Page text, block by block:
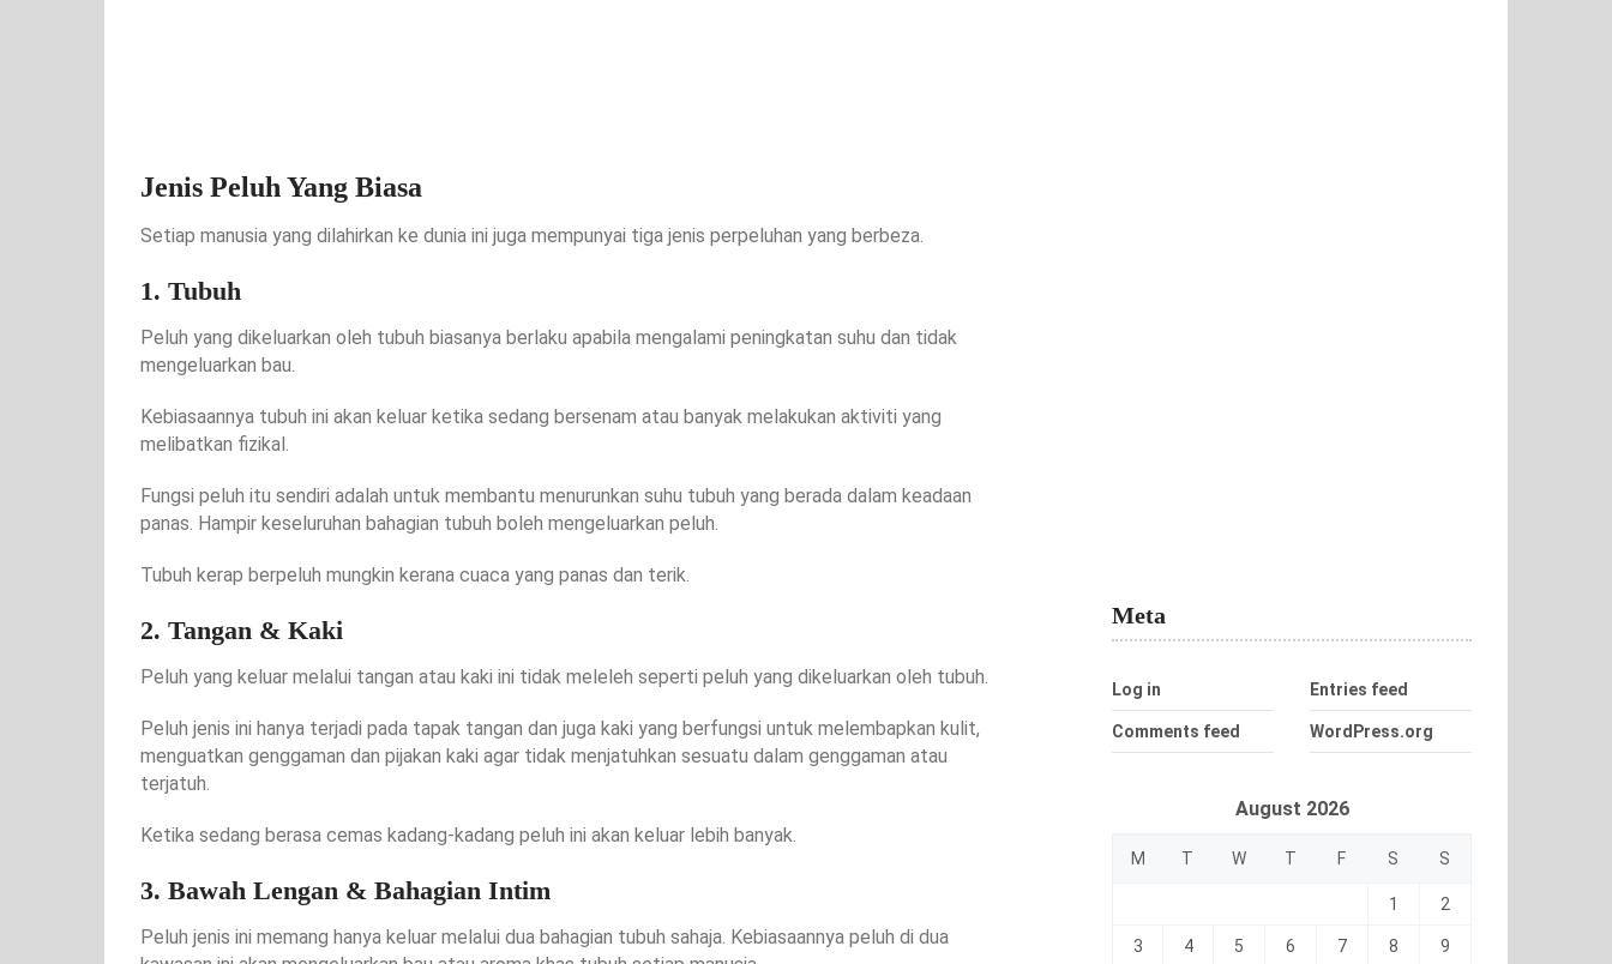
Jenis Peluh Yang Biasa
Setiap manusia yang dilahirkan ke dunia ini juga mempunyai tiga jenis perpeluhan yang berbeza.
1. Tubuh
Peluh yang dikeluarkan oleh tubuh biasanya berlaku apabila mengalami peningkatan suhu dan tidak
mengeluarkan bau.
Kebiasaannya tubuh ini akan keluar ketika sedang bersenam atau banyak melakukan aktiviti yang
melibatkan fizikal.
Fungsi peluh itu sendiri adalah untuk membantu menurunkan suhu tubuh yang berada dalam keadaan
panas. Hampir keseluruhan bahagian tubuh boleh mengeluarkan peluh.
Tubuh kerap berpeluh mungkin kerana cuaca yang panas dan terik.
2. Tangan & Kaki
Peluh yang keluar melalui tangan atau kaki ini tidak meleleh seperti peluh yang dikeluarkan oleh tubuh.
Peluh jenis ini hanya terjadi pada tapak tangan dan juga kaki yang berfungsi untuk melembapkan kulit,
menguatkan genggaman dan pijakan kaki agar tidak menjatuhkan sesuatu dalam genggaman atau
terjatuh.
Ketika sedang berasa cemas kadang-kadang peluh ini akan keluar lebih banyak.
3. Bawah Lengan & Bahagian Intim
Peluh jenis ini memang hanya keluar melalui dua bahagian tubuh sahaja. Kebiasaannya peluh di dua
Meta
Log in Entries feed
Comments feed WordPress.org
August 2026
M T W T F S S
1 2
3 4 5 6 7 8 9